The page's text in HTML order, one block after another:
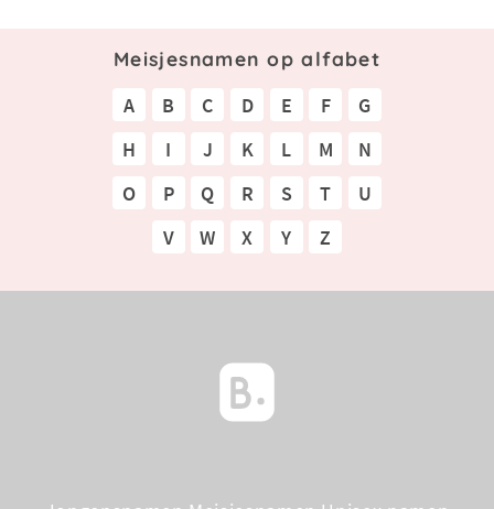
Meisjesnamen op alfabet
A B C D E F
G
H
I J K L M
N
O
P Q R S T
U
V
W X Y Z